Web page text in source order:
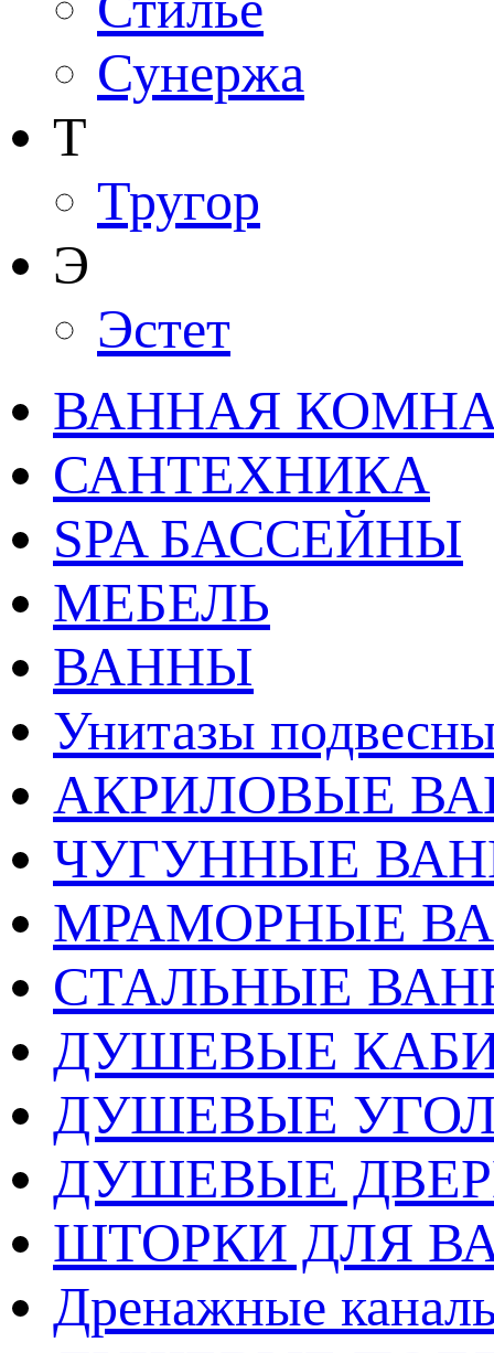
Сунержа
Т
Тругор
Э
Эстет
ВАННАЯ
САНТЕХНИКА
SPA БАССЕЙНЫ
МЕБЕЛЬ
ВАННЫ
Унитазы
АКРИЛОВЫЕ
ЧУГУННЫЕ
МРАМОРНЫЕ
СТАЛЬНЫЕ
ДУШЕВЫЕ
ДУШЕВЫЕ
ДУШЕВЫЕ
ШТОРКИ ДЛЯ
Дренажные